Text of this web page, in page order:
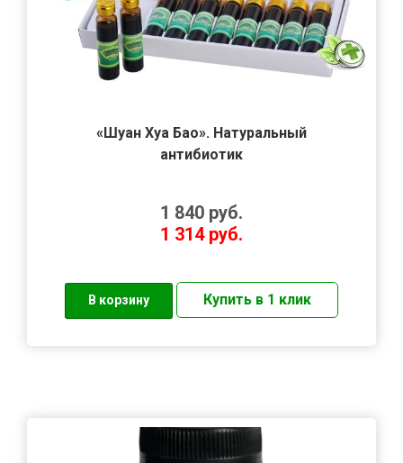
«Шуан Хуа Бао». Натуральный
антибиотик
1 840 руб.
1 314 руб.